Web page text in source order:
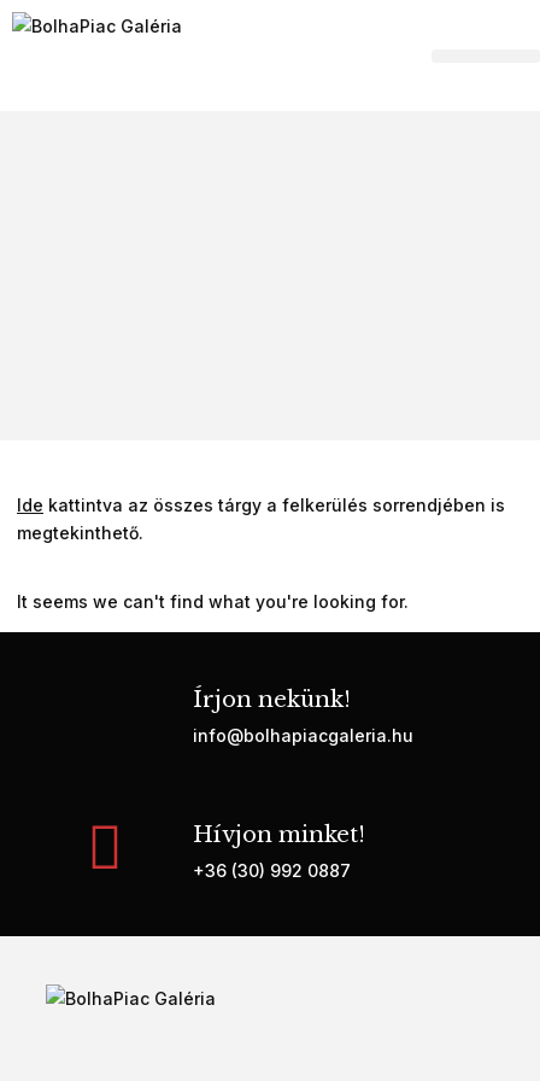
Ide kattintva az összes tárgy a felkerülés sorrendjében is
megtekinthető.
It seems we can't find what you're looking for.
Írjon nekünk!
info@bolhapiacgaleria.hu
Hívjon minket!
+36 (30) 992 0887